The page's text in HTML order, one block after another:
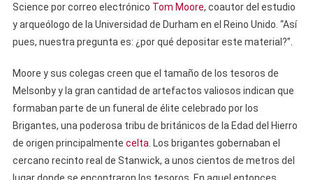
Science por correo electrónico Tom Moore, coautor del estudio
y arqueólogo de la Universidad de Durham en el Reino Unido. “Así
pues, nuestra pregunta es: ¿por qué depositar este material?”.
Moore y sus colegas creen que el tamaño de los tesoros de
Melsonby y la gran cantidad de artefactos valiosos indican que
formaban parte de un funeral de élite celebrado por los
Brigantes, una poderosa tribu de británicos de la Edad del Hierro
de origen principalmente celta . Los brigantes gobernaban el
cercano recinto real de Stanwick, a unos cientos de metros del
lugar donde se encontraron los tesoros. En aquel entonces,